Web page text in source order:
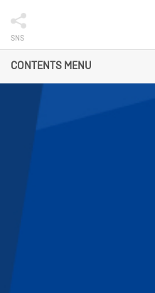
SNS
CONTENTS MENU